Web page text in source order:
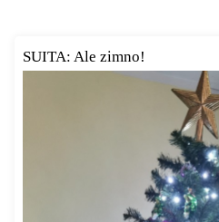
SUITA: Ale zimno!